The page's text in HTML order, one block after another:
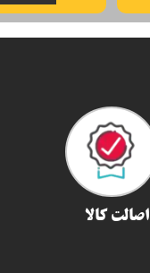
اصالت کالا